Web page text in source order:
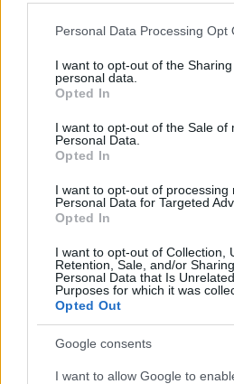
Please note that this website/app
not limited to your visit or usage
grant or deny consent to Google
use your data for below specified
consent section.
Personal Data Processing Opt
I want to opt-out of the
personal data.
Opted In
I want to opt-out of the Sale of
Personal Data.
Opted In
I want to opt-out of processing
Personal Data for Targeted
Opted In
I want to opt-out of Collection,
Retention, Sale, and/or
Personal Data that Is
Purposes for which it was
Opted Out
Google consents
I want to allow Google to
Σε κινεζική… πολιορκία η
Κασελάκης: «Το όραμα του
Αμαρουσίου με κέρδισε –
Να δικαιώσω τη διοίκηση